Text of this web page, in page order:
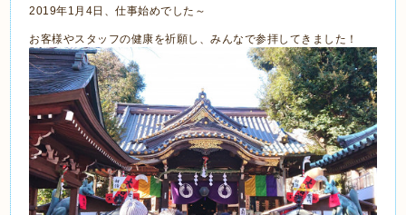
2019年1月4日、仕事始めでした～
お客様やスタッフの健康を祈願し、みんなで参拝してきました！